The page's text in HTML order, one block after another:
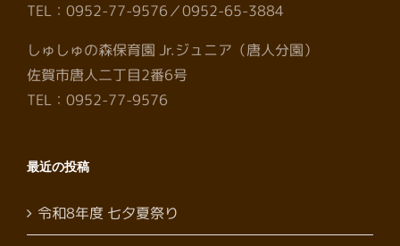
TEL：0952-77-9576／0952-65-3884
しゅしゅの森保育園 Jr.ジュニア（唐人分園）
佐賀市唐人二丁目2番6号
TEL：0952-77-9576
最近の投稿
令和8年度 七夕夏祭り